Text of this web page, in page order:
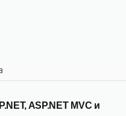
ASP.NET MVC и